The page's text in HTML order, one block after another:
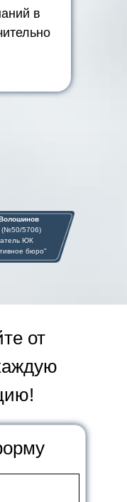
в
(№50/5706)
ЮК
бюро"
от